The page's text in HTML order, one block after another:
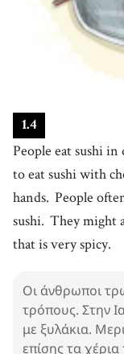
skill[n / skɪl/
δεξιότητα
όμορφα
29.ehomaki[n]/
ehomaki
30.believe[v]/bəˈliv/
πιστεύω
1.4
People eat sushi
to eat sushi with
hands. People
sushi. They might
that is very spicy.
Οι άνθρωποι
τρόπους. Στην
με ξυλάκια.
επίσης τα